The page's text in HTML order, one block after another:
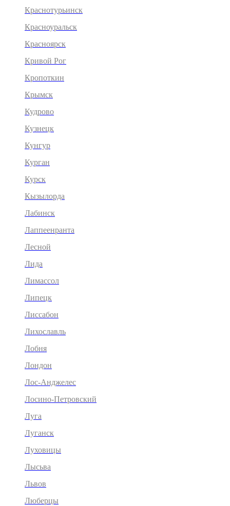
Краснотурьинск
Красноуральск
Красноярск
Кривой Рог
Кропоткин
Крымск
Кудрово
Кузнецк
Кунгур
Курган
Курск
Кызылорда
Лабинск
Лаппеенранта
Лесной
Лида
Лимассол
Липецк
Лиссабон
Лихославль
Лобня
Лондон
Лос-Анджелес
Лосино-Петровский
Луга
Луганск
Луховицы
Лысьва
Львов
Люберцы